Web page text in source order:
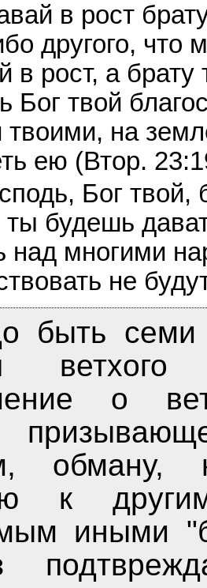
в рост
другого, что
в рост, а
Бог твой
твоими, на
ею (Втор.
Бог твой,
ты будешь
над многими
не
о
к
иными